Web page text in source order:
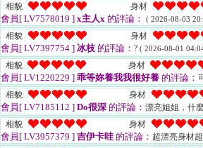
相貌 身材
會員[ LV7578019 ] x主人x 的評論： ( 2026-08-03
相貌 身材
會員[ LV7397754 ] 冰枝 的評論： ? ( 2026-08-01
相貌 身材
會員[ LV1220229 ] 乖等妳養我我很好養 的評論：
相貌 身材
會員[ LV7185112 ] Do很深 的評論： 漂亮姐姐，什
相貌 身材
會員[ LV3957379 ] 吉伊卡哇 的評論： 超漂亮身材